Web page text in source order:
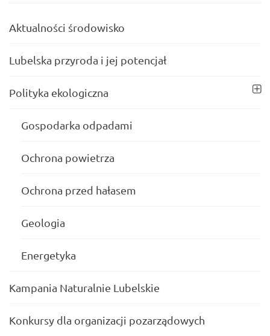
Aktualności środowisko
Lubelska przyroda i jej potencjał
Polityka ekologiczna
Gospodarka odpadami
Ochrona powietrza
Ochrona przed hałasem
Geologia
Energetyka
Kampania Naturalnie Lubelskie
Konkursy dla organizacji pozarządowych